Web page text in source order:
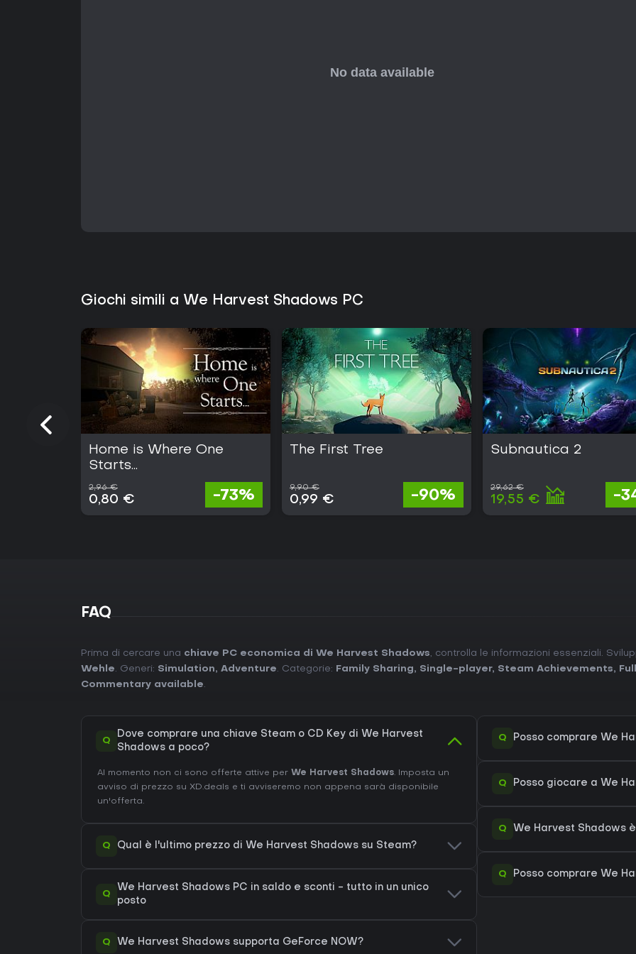
potrebbe rivelarsi una scelta
Giochi simili a We Harvest Shadows PC
Home is Where One
Starts...
2,96 €
0,80 € -73%
The First Tree
9,90 €
0,99 € -90%
Subnautica 2
29,62 €
19,55 € -
FAQ
Prima di cercare una chiave PC economica di We Harvest Shadows, controlla le informazioni essenziali.
Wehle. Generi: Simulation, Adventure. Categorie: Family Sharing, Single-player, Steam Achievements,
Commentary available.
Q
Dove comprare una chiave Steam o CD Key di We Harvest
Shadows a poco?
Al momento non ci sono offerte attive per We Harvest Shadows. Imposta un
avviso di prezzo su XD.deals e ti avviseremo non appena sarà disponibile
un'offerta.
Q Qual è l'ultimo prezzo di We Harvest Shadows su Steam?
Q
We Harvest Shadows PC in saldo e sconti - tutto in un unico
posto
Q We Harvest Shadows supporta GeForce NOW?
Q Posso comprare We
Q Posso giocare a We
Q We Harvest Shadows
Q Posso comprare We